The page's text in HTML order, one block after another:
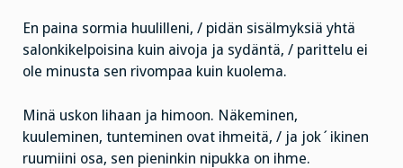
En paina sormia huulilleni, / pidän sisälmyksiä yhtä
salonkikelpoisina kuin aivoja ja sydäntä, / parittelu ei
ole minusta sen rivompaa kuin kuolema.
Minä uskon lihaan ja himoon. Näkeminen,
kuuleminen, tunteminen ovat ihmeitä, / ja jok´ikinen
ruumiini osa, sen pieninkin nipukka on ihme.